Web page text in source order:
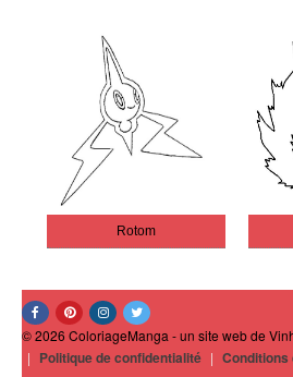
Rotom
© 2026 ColoriageManga - un site web de
| Politique de confidentialité |